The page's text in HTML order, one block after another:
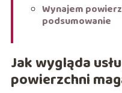
Wynajem
podsumowanie
Jak wygląda
powierzchni